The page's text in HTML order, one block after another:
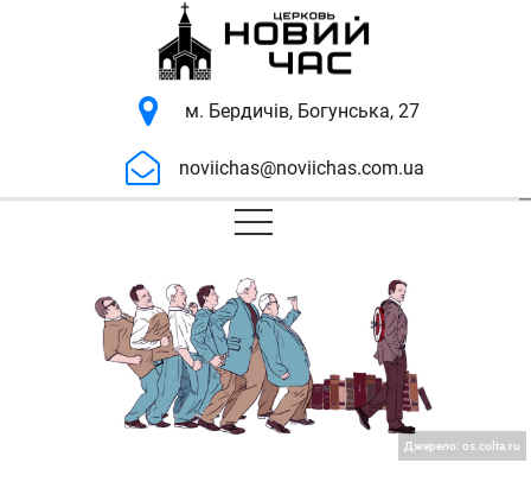
м. Бердичів, Богунська, 27
noviichas@noviichas.com.ua
Джерело: os.colta.ru